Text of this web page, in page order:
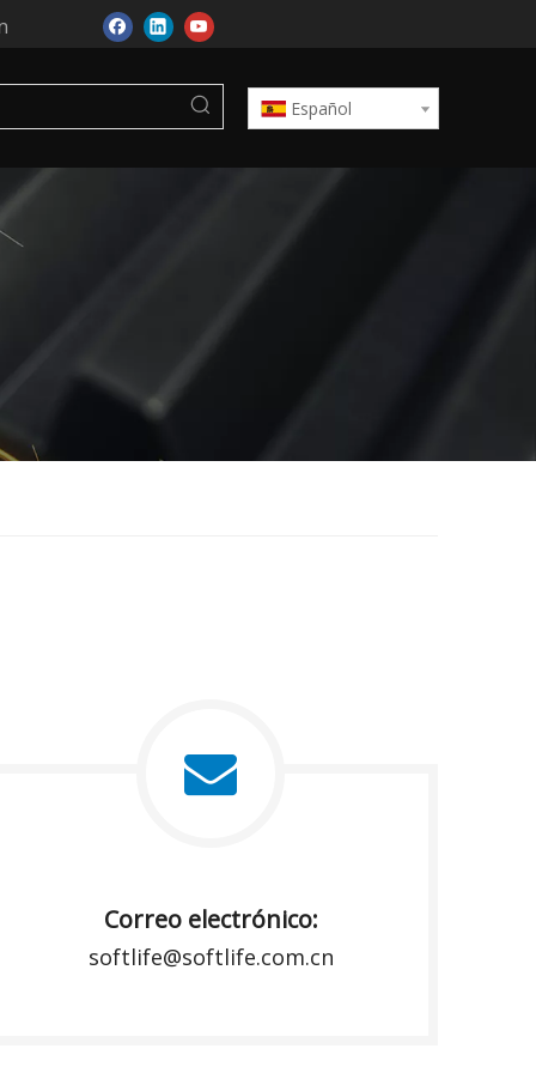
Español
Correo electrónico:
softlife@softlife.com.cn